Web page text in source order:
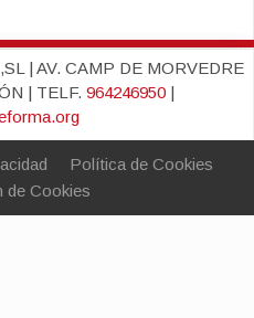
| AV. CAMP DE MORVEDRE
| TELF. 964246950|
Política de Cookies
de Cookies